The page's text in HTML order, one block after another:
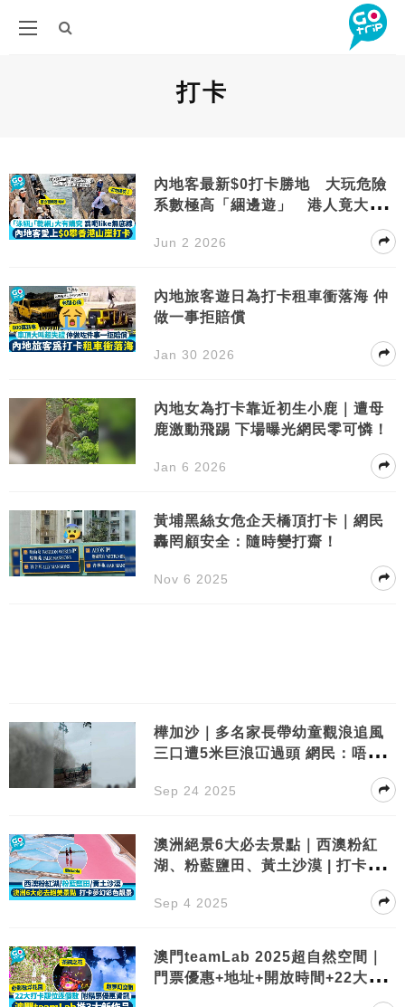
打卡
內地客最新$0打卡勝地 大玩危險
系數極高「綑邊遊」 港人竟大叫
Jun 2 2026
內地旅客遊日為打卡租車衝落海 仲
做一事拒賠償
Jan 30 2026
內地女為打卡靠近初生小鹿｜遭母
鹿激動飛踢 下場曝光網民零可憐！
Jan 6 2026
黃埔黑絲女危企天橋頂打卡｜網民
轟罔顧安全：隨時變打齋！
Nov 6 2025
樺加沙｜多名家長帶幼童觀浪追風
三口遭5米巨浪冚過頭 網民：唔好
Sep 24 2025
澳洲絕景6大必去景點｜西澳粉紅
湖、粉藍鹽田、黃土沙漠 | 打卡夢
Sep 4 2025
澳門teamLab 2025超自然空間｜
門票優惠+地址+開放時間+22大打